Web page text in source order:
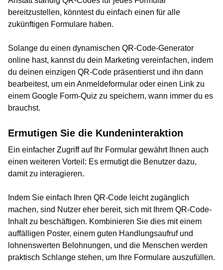
bereitzustellen, könntest du einfach einen für alle
zukünftigen Formulare haben.
Solange du einen dynamischen QR-Code-Generator
online hast, kannst du dein Marketing vereinfachen, indem
du deinen einzigen QR-Code präsentierst und ihn dann
bearbeitest, um ein Anmeldeformular oder einen Link zu
einem Google Form-Quiz zu speichern, wann immer du es
brauchst.
Ermutigen Sie die Kundeninteraktion
Ein einfacher Zugriff auf Ihr Formular gewährt Ihnen auch
einen weiteren Vorteil: Es ermutigt die Benutzer dazu,
damit zu interagieren.
Indem Sie einfach Ihren QR-Code leicht zugänglich
machen, sind Nutzer eher bereit, sich mit Ihrem QR-Code-
Inhalt zu beschäftigen. Kombinieren Sie dies mit einem
auffälligen Poster, einem guten Handlungsaufruf und
lohnenswerten Belohnungen, und die Menschen werden
praktisch Schlange stehen, um Ihre Formulare auszufüllen.